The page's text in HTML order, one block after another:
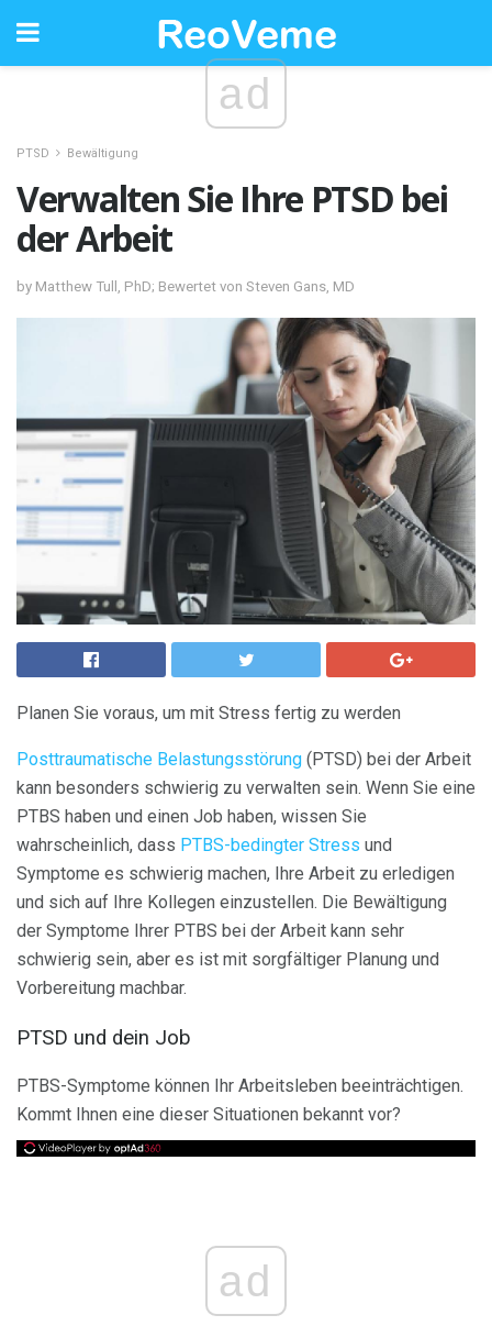
ad
PTSD Bewältigung
Verwalten Sie Ihre PTSD bei
der Arbeit
by Matthew Tull, PhD; Bewertet von Steven Gans, MD
Planen Sie voraus, um mit Stress fertig zu werden
Posttraumatische Belastungsstörung (PTSD) bei der Arbeit
kann besonders schwierig zu verwalten sein. Wenn Sie eine
PTBS haben und einen Job haben, wissen Sie
wahrscheinlich, dass PTBS-bedingter Stress und
Symptome es schwierig machen, Ihre Arbeit zu erledigen
und sich auf Ihre Kollegen einzustellen. Die Bewältigung
der Symptome Ihrer PTBS bei der Arbeit kann sehr
schwierig sein, aber es ist mit sorgfältiger Planung und
Vorbereitung machbar.
PTSD und dein Job
PTBS-Symptome können Ihr Arbeitsleben beeinträchtigen.
Kommt Ihnen eine dieser Situationen bekannt vor?
ad